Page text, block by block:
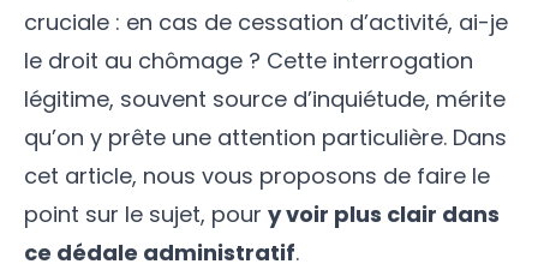
cruciale : en cas de cessation d’activité, ai-je
le droit au chômage ? Cette interrogation
légitime, souvent source d’inquiétude, mérite
qu’on y prête une attention particulière. Dans
cet article, nous vous proposons de faire le
point sur le sujet, pour y voir plus clair dans
ce dédale administratif.